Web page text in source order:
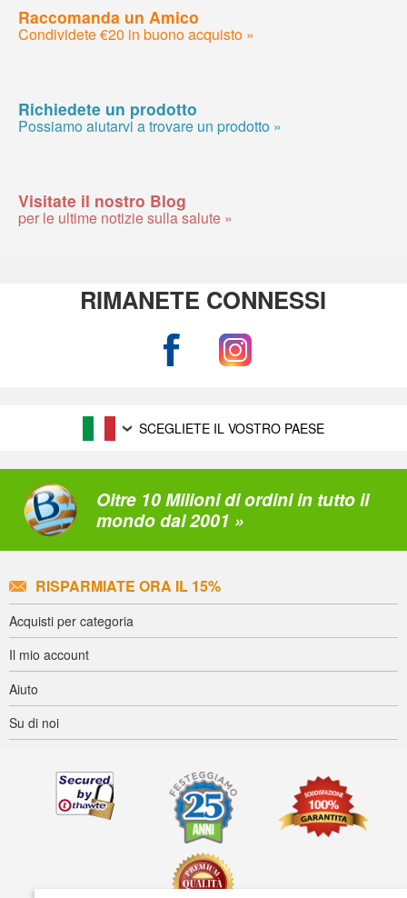
Raccomanda un Amico
Condividete €20 in buono acquisto »
Richiedete un prodotto
Possiamo aiutarvi a trovare un prodotto »
Visitate il nostro Blog
per le ultime notizie sulla salute »
RIMANETE CONNESSI
SCEGLIETE IL VOSTRO PAESE
Oltre 10 Milioni di ordini in tutto il
mondo dal 2001 »
RISPARMIATE ORA IL 15%
Acquisti per categoria
Il mio account
Aiuto
Su di noi